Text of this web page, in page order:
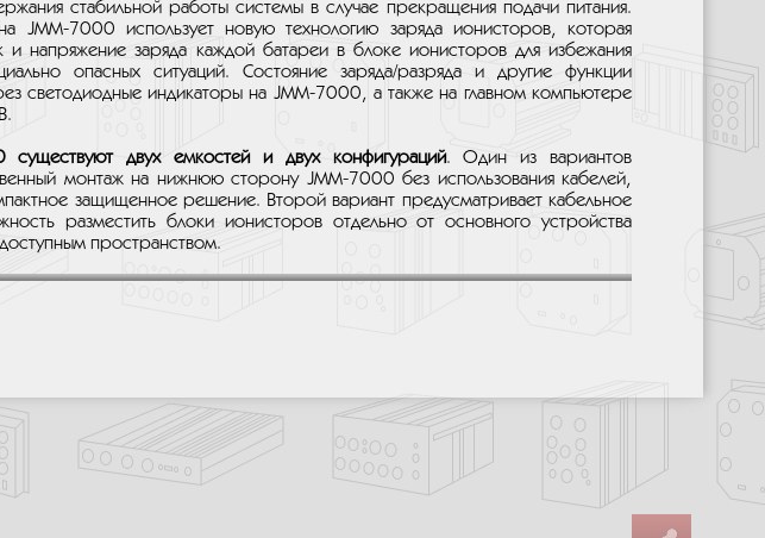
стабильной работы системы в случае прекращения подачи питания.
JMM-7000 использует новую технологию заряда ионисторов, которая
и напряжение заряда каждой батареи в блоке ионисторов для избежания
опасных ситуаций. Состояние заряда/разряда и другие функции
светодиодные индикаторы на JMM-7000, а также на главном компьютере
существуют двух емкостей и двух конфигураций. Один из вариантов
монтаж на нижнюю сторону JMM-7000 без использования кабелей,
защищенное решение. Второй вариант предусматривает кабельное
разместить блоки ионисторов отдельно от основного устройства
пространством.